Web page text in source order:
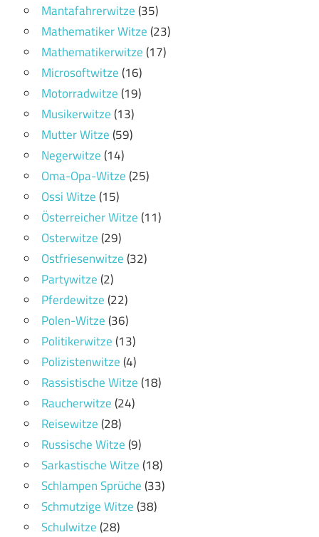
Mantafahrerwitze(35)
Mathematiker Witze(23)
Mathematikerwitze(17)
Microsoftwitze(16)
Motorradwitze(19)
Musikerwitze(13)
Mutter Witze(59)
Negerwitze(14)
Oma-Opa-Witze(25)
Ossi Witze(15)
Österreicher Witze(11)
Osterwitze(29)
Ostfriesenwitze(32)
Partywitze(2)
Pferdewitze(22)
Polen-Witze(36)
Politikerwitze(13)
Polizistenwitze(4)
Rassistische Witze(18)
Raucherwitze(24)
Reisewitze(28)
Russische Witze(9)
Sarkastische Witze(18)
Schlampen Sprüche(33)
Schmutzige Witze(38)
Schulwitze(28)